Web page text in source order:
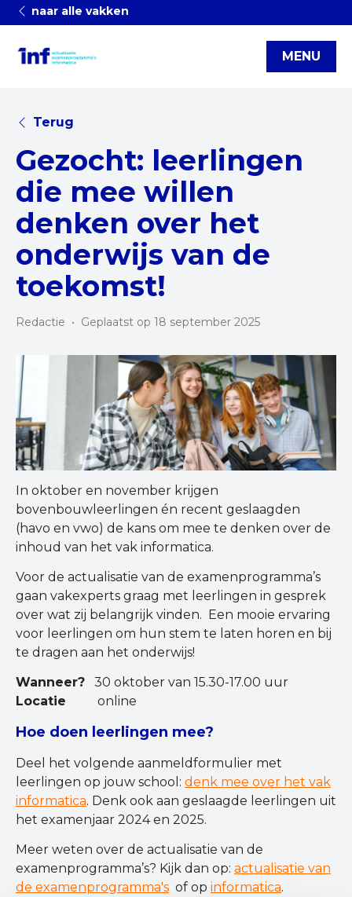
naar alle vakken
MENU
Terug
Gezocht: leerlingen
die mee willen
denken over het
onderwijs van de
toekomst!
Redactie • Geplaatst op 18 september 2025
In oktober en november krijgen
bovenbouwleerlingen én recent geslaagden
(havo en vwo) de kans om mee te denken over de
inhoud van het vak informatica.
Voor de actualisatie van de examenprogramma’s
gaan vakexperts graag met leerlingen in gesprek
over wat zij belangrijk vinden. Een mooie ervaring
voor leerlingen om hun stem te laten horen en bij
te dragen aan het onderwijs!
Wanneer? 30 oktober van 15.30-17.00 uur
Locatie online
Hoe doen leerlingen mee?
Deel het volgende aanmeldformulier met
leerlingen op jouw school: denk mee over het vak
informatica. Denk ook aan geslaagde leerlingen uit
het examenjaar 2024 en 2025.
Meer weten over de actualisatie van de
examenprogramma’s? Kijk dan op: actualisatie van
de examenprogramma's of op informatica.